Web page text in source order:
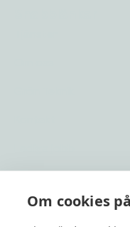
Om cookies
Kontakt